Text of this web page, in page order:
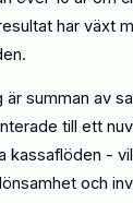
har växt
summan av
till ett
kassaflöden -
och